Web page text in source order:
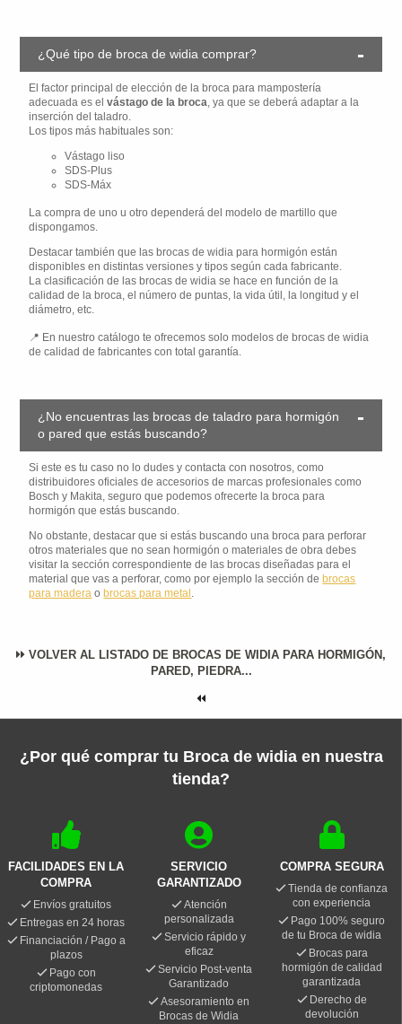
¿Qué tipo de broca de widia comprar?
El factor principal de elección de la broca para mampostería
adecuada es elvástago de la broca, ya que se deberá adaptar a la
inserción del taladro.
Los tipos más habituales son:
Vástago liso
SDS-Plus
SDS-Máx
La compra de uno u otro dependerá del modelo de martillo que
dispongamos.
Destacar también que las brocas de widia para hormigón están
disponibles en distintas versiones y tipos según cada fabricante.
La clasificación de las brocas de widia se hace en función de la
calidad de la broca, el número de puntas, la vida útil, la longitud y el
diámetro, etc.
En nuestro catálogo te ofrecemos solo modelos de brocas de widia
de calidad de fabricantes con total garantía.
¿No encuentras las brocas de taladro para hormigón
o pared que estás buscando?
Si este es tu caso no lo dudes y contacta con nosotros, como
distribuidores oficiales de accesorios de marcas profesionales como
Bosch y Makita, seguro que podemos ofrecerte la broca para
hormigón que estás buscando.
No obstante, destacar que si estás buscando una broca para perforar
otros materiales que no sean hormigón o materiales de obra debes
visitar la sección correspondiente de las brocas diseñadas para el
material que vas a perforar, como por ejemplo la sección de brocas
para madera o brocas para metal .
VOLVER AL LISTADO DE BROCAS DE WIDIA PARA HORMIGÓN,
PARED, PIEDRA...
¿Por qué comprar tu Broca de widia en nuestra
tienda?
FACILIDADES EN LA
COMPRA
Envíos gratuitos
Entregas en 24 horas
Financiación / Pago a
plazos
Pago con
criptomonedas
SERVICIO
GARANTIZADO
Atención
personalizada
Servicio rápido y
eficaz
Servicio Post-venta
Garantizado
Asesoramiento en
Brocas de Widia
COMPRA SEGURA
Tienda de confianza
con experiencia
Pago 100% seguro
de tu Broca de widia
Brocas para
hormigón de calidad
garantizada
Derecho de
devolución